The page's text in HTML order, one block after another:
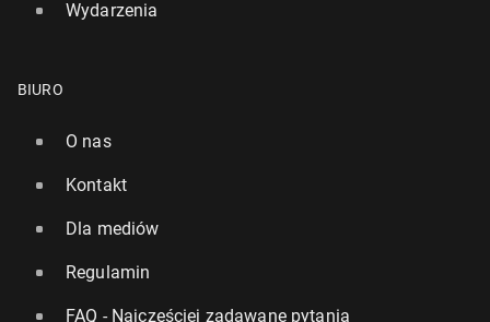
Wydarzenia
BIURO
O nas
Kontakt
Dla mediów
Regulamin
FAQ - Najczęściej zadawane pytania